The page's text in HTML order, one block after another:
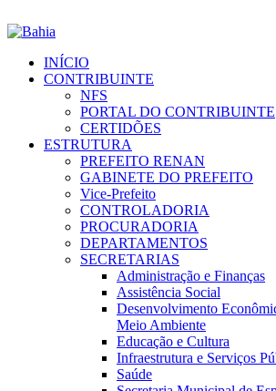
INÍCIO
CONTRIBUINTE
NFS
PORTAL DO CONTRIBUINTE
CERTIDÕES
ESTRUTURA
PREFEITO RENAN
GABINETE DO PREFEITO
Vice-Prefeito
CONTROLADORIA
PROCURADORIA
DEPARTAMENTOS
SECRETARIAS
Administração e Finanças
Assistência Social
Desenvolvimento
Meio Ambiente
Educação e Cultura
Infraestrutura e Serviços
Saúde